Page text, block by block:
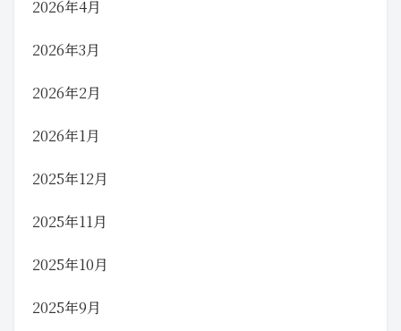
2026年4月
2026年3月
2026年2月
2026年1月
2025年12月
2025年11月
2025年10月
2025年9月